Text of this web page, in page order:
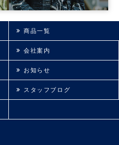
商品一覧
会社案内
お知らせ
スタッフブログ